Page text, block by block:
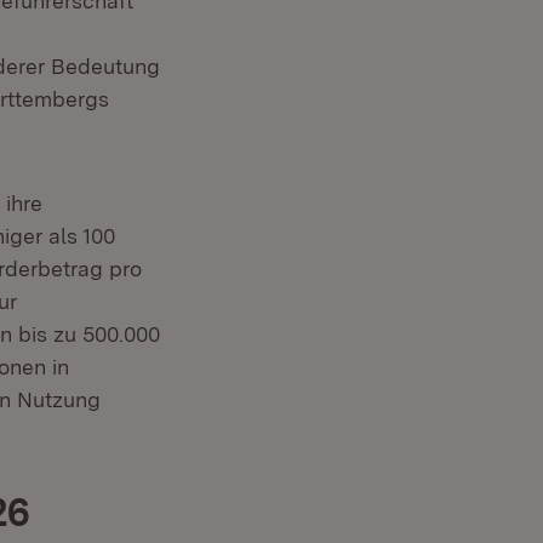
Bedeutung
als 100
pro
bis zu 500.000
in
Nutzung